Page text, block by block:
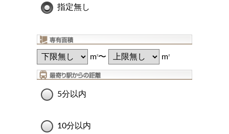
指定無し
m2〜 m2
5分以内
10分以内